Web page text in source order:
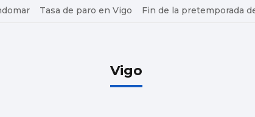
Tasa de paro en Vigo Fin de la pretemporada
Vigo